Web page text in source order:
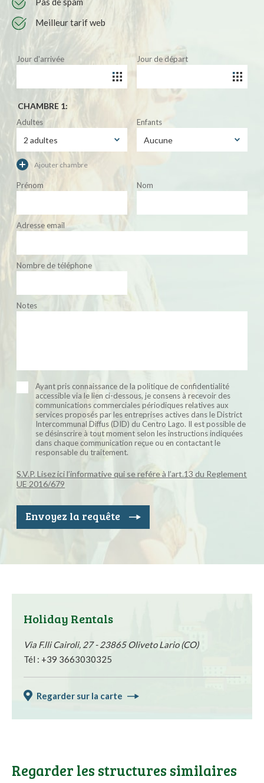
Meilleur tarif web
Jour d'arrivée Jour de départ
CHAMBRE 1:
Adultes Enfants
Ajouter chambre
Prénom Nom
Adresse email
Nombre de téléphone
Notes
Ayant pris connaissance de la politique de confidentialité
accessible via le lien ci-dessous, je consens à recevoir des
communications commerciales périodiques relatives aux
services proposés par les entreprises actives dans le District
Intercommunal Diffus (DID) du Centro Lago. Il est possible de
se désinscrire à tout moment selon les instructions indiquées
dans chaque communication reçue ou en contactant le
responsable du traitement.
S.V.P. Lisez ici l’informative qui se refére à l’art.13 du Reglement
UE 2016/679
Envoyez la requête
Holiday Rentals
Via F.lli Cairoli, 27 - 23865 Oliveto Lario (CO)
Tél : +39 3663030325
Regarder sur la carte
Regarder les structures similaires